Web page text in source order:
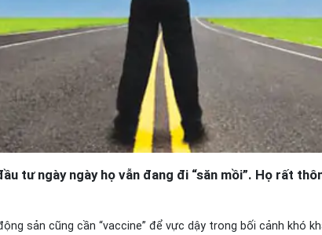
tư ngày ngày họ vẫn đang đi “săn mồi”. Họ rất
sản cũng cần “vaccine” để vực dậy trong bối cảnh khó